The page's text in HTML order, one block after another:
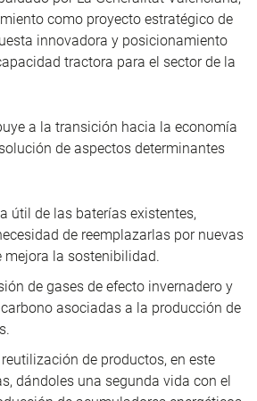
como proyecto estratégico de
innovadora y posicionamiento
tractora para el sector de la
a la transición hacia la economía
de aspectos determinantes
útil de las baterías existentes,
de reemplazarlas por nuevas
mejora la sostenibilidad.
de gases de efecto invernadero y
asociadas a la producción de
reutilización de productos, en este
dándoles una segunda vida con el